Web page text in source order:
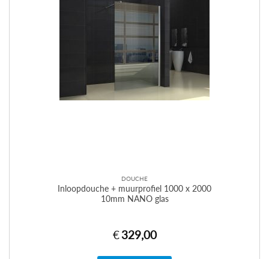
DOUCHE
Inloopdouche + muurprofiel 1000 x 2000
10mm NANO glas
€ 329,00